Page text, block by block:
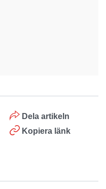
Dela artikeln
Kopiera länk